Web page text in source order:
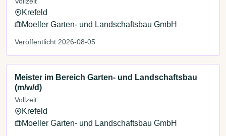
Krefeld
Moeller Garten- und Landschaftsbau GmbH
Veröffentlicht 2026-08-05
Meister im Bereich Garten- und Landschaftsbau
(m/w/d)
Vollzeit
Krefeld
Moeller Garten- und Landschaftsbau GmbH